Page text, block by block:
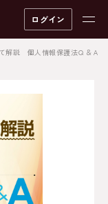
ログイン
解説 個人情報保護法Ｑ＆Ａ